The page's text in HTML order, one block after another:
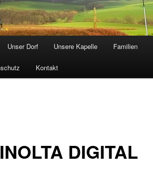
Unser Dorf Unsere Kapelle Familien
Kontakt
DIGITAL